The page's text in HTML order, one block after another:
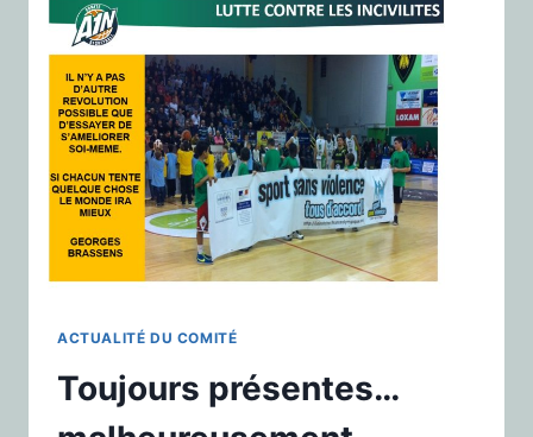
ACTUALITÉ DU COMITÉ
Toujours présentes…